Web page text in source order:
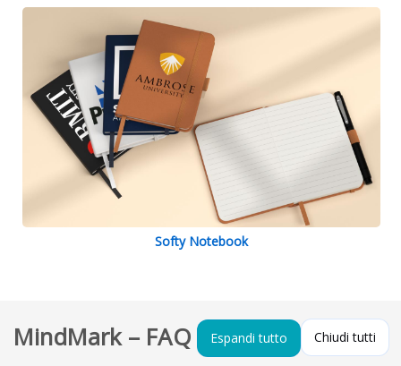
Softy Notebook
MindMark – FAQ Espandi tutto Chiudi tutti